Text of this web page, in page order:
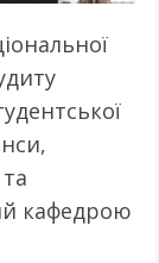
кафедрою